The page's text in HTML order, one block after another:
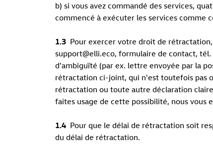
b) si vous avez commandé des services,
commencé à exécuter les services comme
1.3Pour exercer votre droit de rétractation,
support@elli.eco, formulaire de contact,
d'ambiguïté (par ex. lettre envoyée par la
rétractation ci-joint, qui n'est toutefois pas
rétractation ou toute autre déclaration
faites usage de cette possibilité, nous vous
1.4Pour que le délai de rétractation soit
du délai de rétractation.